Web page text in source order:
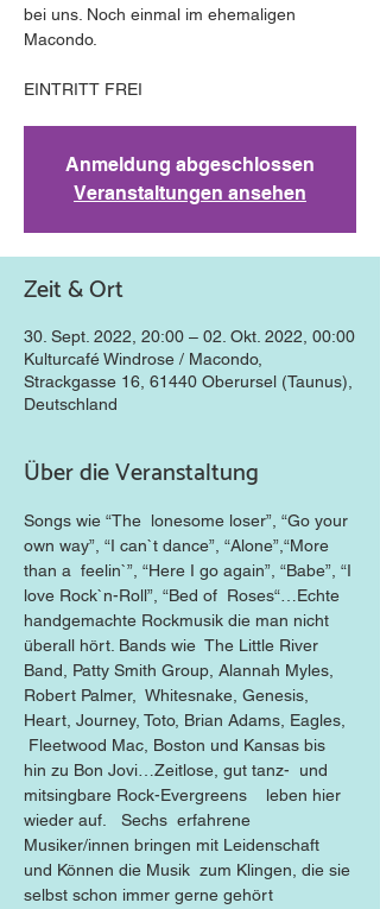
bei uns. Noch einmal im ehemaligen
Macondo.
EINTRITT FREI
Anmeldung abgeschlossen
Veranstaltungen ansehen
Zeit & Ort
30. Sept. 2022, 20:00 – 02. Okt. 2022, 00:00
Kulturcafé Windrose / Macondo,
Strackgasse 16, 61440 Oberursel (Taunus),
Deutschland
Über die Veranstaltung
Songs wie “The  lonesome loser”, “Go your
own way”, “I can`t dance”, “Alone”,“More
than a  feelin`”, “Here I go again”, “Babe”, “I
love Rock`n-Roll”, “Bed of  Roses“…Echte
handgemachte Rockmusik die man nicht
überall hört. Bands wie  The Little River
Band, Patty Smith Group, Alannah Myles,
Robert Palmer,  Whitesnake, Genesis,
Heart, Journey, Toto, Brian Adams, Eagles,
Fleetwood Mac, Boston und Kansas bis
hin zu Bon Jovi…Zeitlose, gut tanz-  und
mitsingbare Rock-Evergreens    leben hier
wieder auf.   Sechs  erfahrene
Musiker/innen bringen mit Leidenschaft
und Können die Musik  zum Klingen, die sie
selbst schon immer gerne gehört